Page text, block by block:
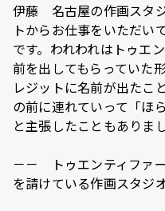
伊藤 名古屋の作画スタ
トからお仕事をいただい
です。われわれはトゥエ
前を出してもらっていた
レジットに名前が出たこ
の前に連れていって「ほ
と主張したこともありまし
－－ トゥエンティファ
を請けている作画スタジ